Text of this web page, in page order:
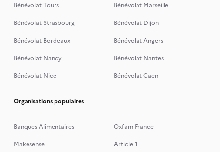
Bénévolat Tours
Bénévolat Marseille
Bénévolat Strasbourg
Bénévolat Dijon
Bénévolat Bordeaux
Bénévolat Angers
Bénévolat Nancy
Bénévolat Nantes
Bénévolat Nice
Bénévolat Caen
Organisations populaires
Banques Alimentaires
Oxfam France
Makesense
Article 1